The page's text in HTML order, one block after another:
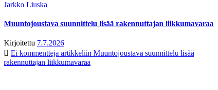
Jarkko Liuska
Muuntojoustava suunnittelu lisää rakennuttajan liikkumavaraa
Kirjoitettu 7.7.2026
Ei kommentteja artikkeliin Muuntojoustava suunnittelu lisää
rakennuttajan liikkumavaraa